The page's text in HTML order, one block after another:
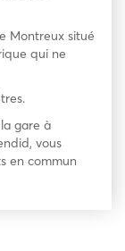
Montreux situé
qui ne
gare à
vous
en commun